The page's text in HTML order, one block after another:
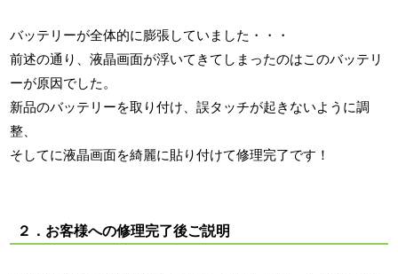
バッテリーが全体的に膨張していました・・・
前述の通り、液晶画面が浮いてきてしまったのはこのバッテリ
ーが原因でした。
新品のバッテリーを取り付け、誤タッチが起きないように調
整、
そしてに液晶画面を綺麗に貼り付けて修理完了です！
２．お客様への修理完了後ご説明